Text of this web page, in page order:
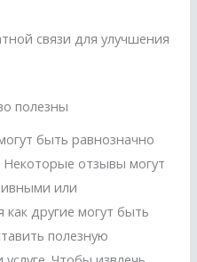
связи для улучшения
полезны
быть равнозначно
Некоторые отзывы могут
или
другие могут быть
полезную